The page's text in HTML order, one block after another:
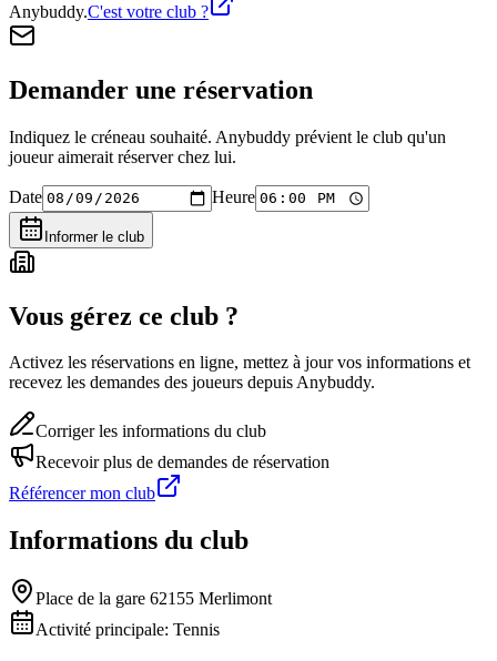
Anybuddy.C'est votre club ?
Demander une réservation
Indiquez le créneau souhaité. Anybuddy prévient le club qu'un
joueur aimerait réserver chez lui.
Date Heure
Informer le club
Vous gérez ce club ?
Activez les réservations en ligne, mettez à jour vos informations et
recevez les demandes des joueurs depuis Anybuddy.
Corriger les informations du club
Recevoir plus de demandes de réservation
Référencer mon club
Informations du club
Place de la gare 62155 Merlimont
Activité principale: Tennis